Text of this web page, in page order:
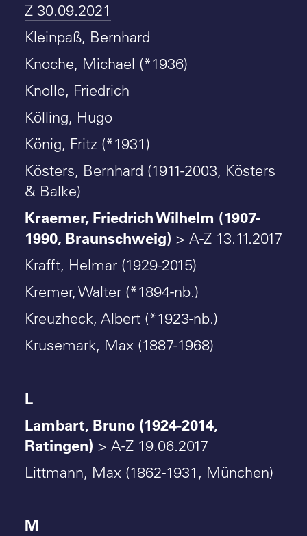
Z 30.09.2021
Kleinpaß, Bernhard
Knoche, Michael (*1936)
Knolle, Friedrich
Kölling, Hugo
König, Fritz (*1931)
Kösters, Bernhard (1911-2003, Kösters
& Balke)
Kraemer, Friedrich Wilhelm (1907-
1990, Braunschweig) > A-Z 13.11.2017
Krafft, Helmar (1929-2015)
Kremer, Walter (*1894-nb.)
Kreuzheck, Albert (*1923-nb.)
Krusemark, Max (1887-1968)
L
Lambart, Bruno (1924-2014,
Ratingen) > A-Z 19.06.2017
Littmann, Max (1862-1931, München)
M